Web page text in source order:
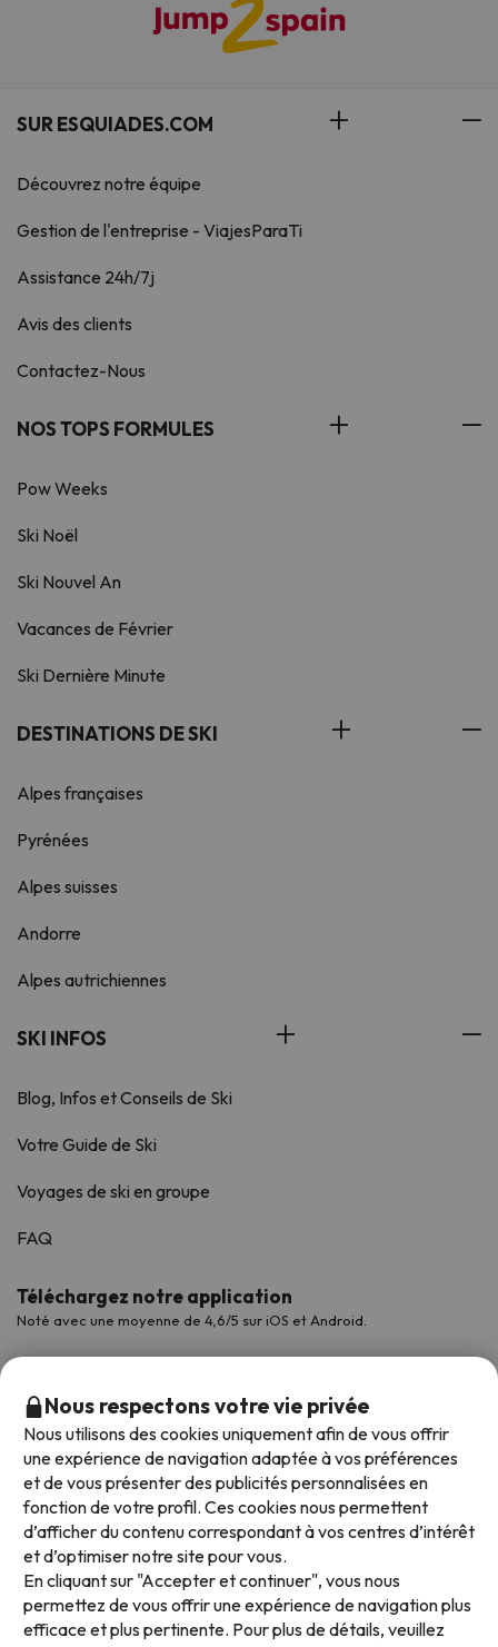
SUR ESQUIADES.COM
Découvrez notre équipe
Gestion de l'entreprise - ViajesParaTi
Assistance 24h/7j
Avis des clients
Contactez-Nous
NOS TOPS FORMULES
Pow Weeks
Ski Noël
Ski Nouvel An
Vacances de Février
Ski Dernière Minute
DESTINATIONS DE SKI
Alpes françaises
Pyrénées
Alpes suisses
Andorre
Alpes autrichiennes
SKI INFOS
Blog, Infos et Conseils de Ski
Votre Guide de Ski
Voyages de ski en groupe
FAQ
Téléchargez notre application
Noté avec une moyenne de 4,6/5 sur iOS et Android.
Modes de paiement disponibles
Nous respectons votre vie privée
Nous utilisons des cookies uniquement afin de vous offrir
une expérience de navigation adaptée à vos préférences
et de vous présenter des publicités personnalisées en
fonction de votre profil. Ces cookies nous permettent
d’afficher du contenu correspondant à vos centres d’intérêt
et d’optimiser notre site pour vous.
En cliquant sur "Accepter et continuer", vous nous
permettez de vous offrir une expérience de navigation plus
efficace et plus pertinente. Pour plus de détails, veuillez